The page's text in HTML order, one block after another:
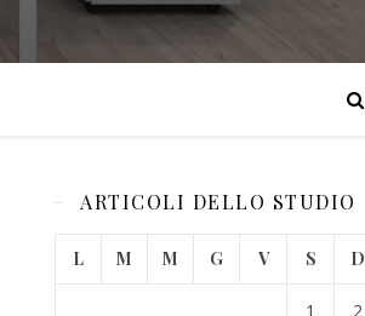
ARTICOLI DELLO STUDIO
L M M G V S D
1 2